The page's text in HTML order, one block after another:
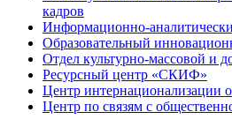
кадров
Информационно-
Образовательный
Отдел культурно-массовой и
Ресурсный центр «СКИФ»
Центр интернационализации
Центр по связям с